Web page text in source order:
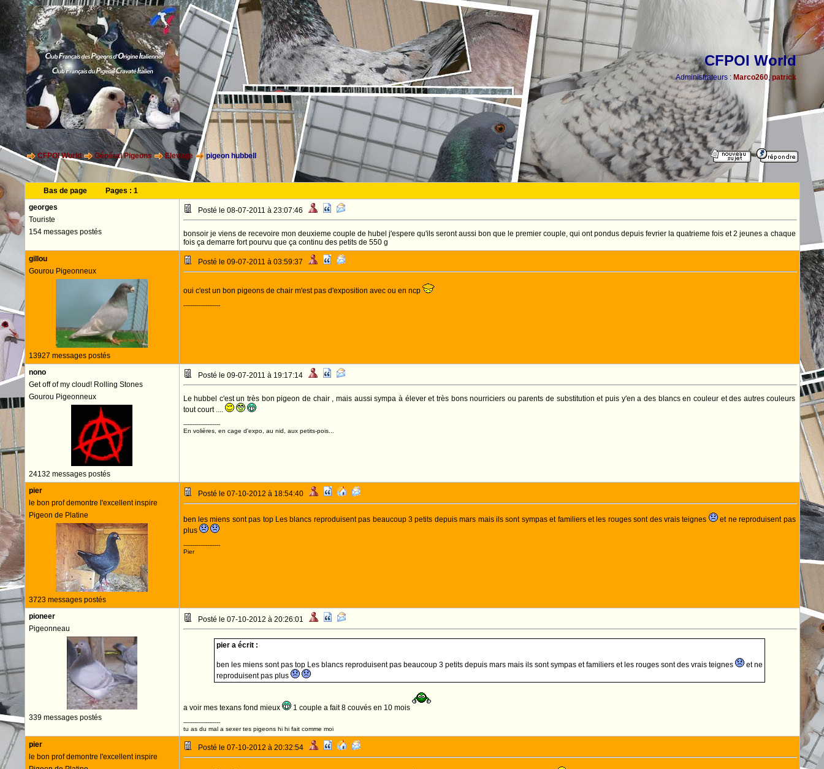
CFPOI World
Administrateurs : Marco260, patrick
CFPOI World Général Pigeons Elevage pigeon hubbell
Bas de page Pages : 1
georges
Touriste
154 messages postés
Posté le 08-07-2011 à 23:07:46
bonsoir je viens de recevoire mon deuxieme couple de hubel j'espere qu'ils seront aussi bon que le premier couple, qui ont pondus depuis fevrier la quatrieme fois et 2 jeunes a chaque
fois ça demarre fort pourvu que ça continu des petits de 550 g
gillou
Gourou Pigeonneux
13927 messages postés
Posté le 09-07-2011 à 03:59:37
oui c'est un bon pigeons de chair m'est pas d'exposition avec ou en ncp
--------------------
nono
Get off of my cloud! Rolling Stones
Gourou Pigeonneux
24132 messages postés
Posté le 09-07-2011 à 19:17:14
Le hubbel c'est un très bon pigeon de chair , mais aussi sympa à élever et très bons nourriciers ou parents de substitution et puis y'en a des blancs en couleur et des autres couleurs
tout court ....
--------------------
En volières, en cage d'expo, au nid, aux petits-pois...
pier
le bon prof demontre l'excellent inspire
Pigeon de Platine
3723 messages postés
Posté le 07-10-2012 à 18:54:40
ben les miens sont pas top Les blancs reproduisent pas beaucoup 3 petits depuis mars mais ils sont sympas et familiers et les rouges sont des vrais teignes
et ne reproduisent pas
plus
--------------------
Pier
pioneer
Pigeonneau
339 messages postés
Posté le 07-10-2012 à 20:26:01
pier a écrit :
ben les miens sont pas top Les blancs reproduisent pas beaucoup 3 petits depuis mars mais ils sont sympas et familiers et les rouges sont des vrais teignes
et ne
reproduisent pas plus
a voir mes texans fond mieux 1 couple a fait 8 couvés en 10 mois
--------------------
tu as du mal a sexer tes pigeons hi hi fait comme moi
pier
le bon prof demontre l'excellent inspire
Posté le 07-10-2012 à 20:32:54